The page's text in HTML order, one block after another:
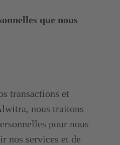
que nous
transactions et
nous traitons
pour nous
nos services et de